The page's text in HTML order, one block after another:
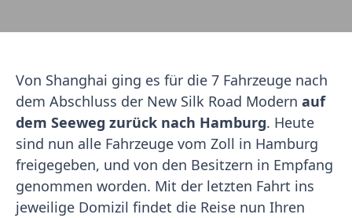
Von Shanghai ging es für die 7 Fahrzeuge nach
dem Abschluss der New Silk Road Modern auf
dem Seeweg zurück nach Hamburg. Heute
sind nun alle Fahrzeuge vom Zoll in Hamburg
freigegeben, und von den Besitzern in Empfang
genommen worden. Mit der letzten Fahrt ins
jeweilige Domizil findet die Reise nun Ihren